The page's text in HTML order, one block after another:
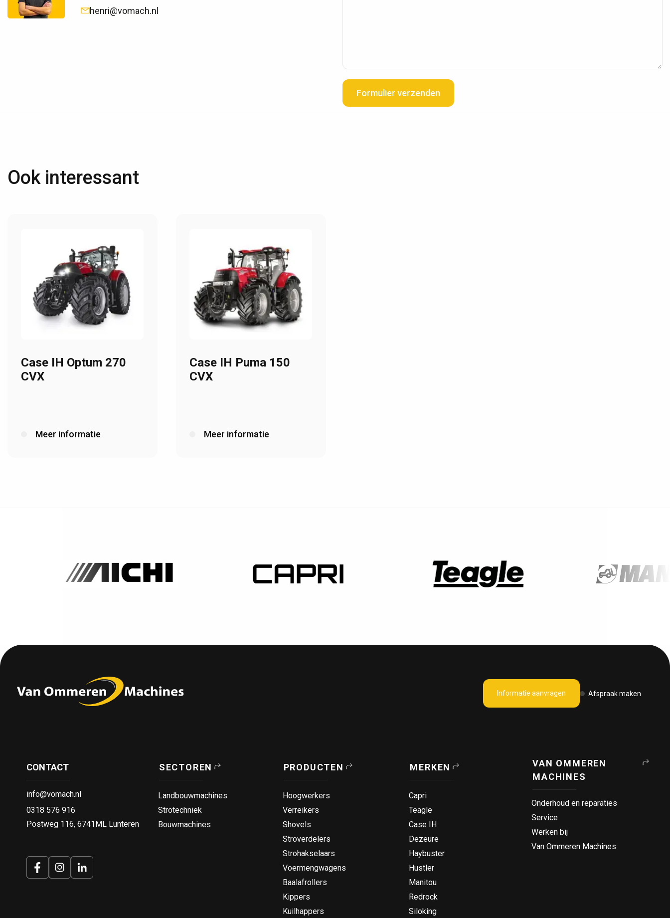
henri@vomach.nl
Formulier verzenden
Ook interessant
Case IH Optum 270
CVX
Meer informatie
Case IH Puma 150
CVX
Meer informatie
Informatie aanvragen Afspraak maken
CONTACT
info@vomach.nl
0318 576 916
Postweg 116, 6741ML Lunteren
SECTOREN
Landbouwmachines
Strotechniek
Bouwmachines
PRODUCTEN
Hoogwerkers
Verreikers
Shovels
Stroverdelers
Strohakselaars
Voermengwagens
Baalafrollers
Kippers
Kuilhappers
MERKEN
Capri
Teagle
Case IH
Dezeure
Haybuster
Hustler
Manitou
Redrock
Siloking
VAN OMMEREN
MACHINES
Onderhoud en reparaties
Service
Werken bij
Van Ommeren Machines